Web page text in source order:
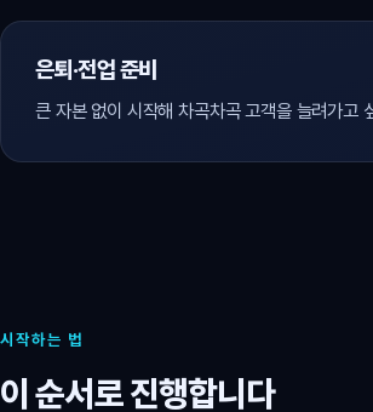
은퇴·전업 준비
큰 자본 없이 시작해 차곡차곡 고객을 늘려가고
시작하는 법
이 순서로 진행합니다